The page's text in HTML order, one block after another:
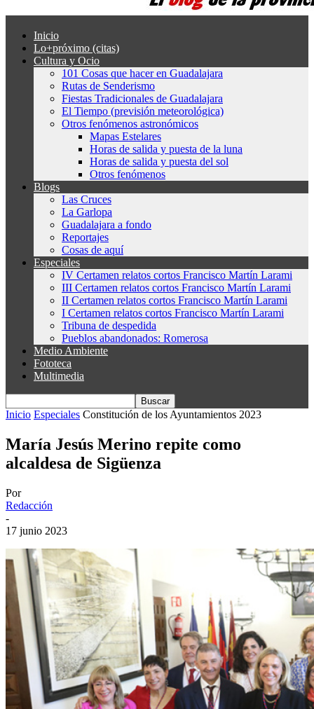
Inicio
Lo+próximo (citas)
Cultura y Ocio
101 Cosas que hacer en Guadalajara
Rutas de Senderismo
Fiestas Tradicionales de Guadalajara
El Tiempo (previsión meteorológica)
Otros fenómenos astronómicos
Mapas Estelares
Horas de salida y puesta de la luna
Horas de salida y puesta del sol
Otros fenómenos
Blogs
Las Cruces
La Garlopa
Guadalajara a fondo
Reportajes
Cosas de aquí
Especiales
IV Certamen relatos cortos Francisco Martín Larami
III Certamen relatos cortos Francisco Martín Larami
II Certamen relatos cortos Francisco Martín Larami
I Certamen relatos cortos Francisco Martín Larami
Tribuna de despedida
Pueblos abandonados: Romerosa
Medio Ambiente
Fototeca
Multimedia
Inicio Especiales Constitución de los Ayuntamientos 2023
María Jesús Merino repite como
alcaldesa de Sigüenza
Por
Redacción
-
17 junio 2023